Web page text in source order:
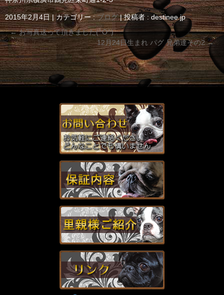
2015年2月4日 |カテゴリー :ブログ |投稿者 : destinee.jp
←お写真送って頂きました(^O^)
12月24日生まれ パグ 兄弟達その2→